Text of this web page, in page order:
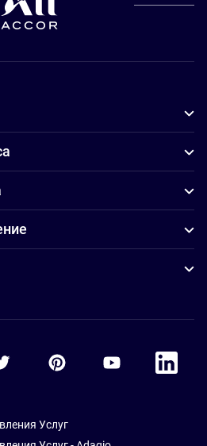
Accor Youtube
Accor
Услуг